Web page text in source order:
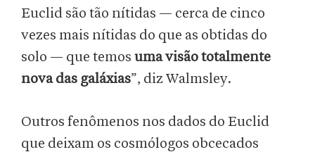
Euclid são tão nítidas — cerca de cinco
vezes mais nítidas do que as obtidas do
solo — que temos uma visão totalmente
nova das galáxias”, diz Walmsley.
Outros fenômenos nos dados do Euclid
que deixam os cosmólogos obcecados